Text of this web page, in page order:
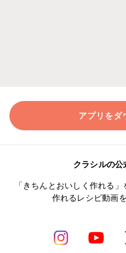
アプリをダ
クラシルの公
「きちんとおいしく作れる
作れるレシピ動画